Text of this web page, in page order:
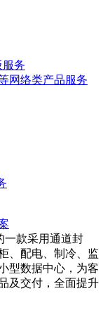
服务
网络类产品服务
一款采用通道封
、配电、制冷、监
型数据中心，为客
及交付，全面提升